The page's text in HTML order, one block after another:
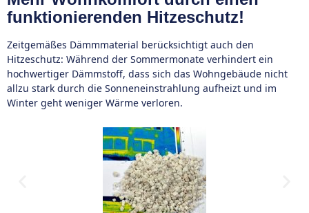
funktionierenden Hitzeschutz!
Zeitgemäßes Dämmmaterial berücksichtigt auch den
Hitzeschutz: Während der Sommermonate verhindert ein
hochwertiger Dämmstoff, dass sich das Wohngebäude nicht
allzu stark durch die Sonneneinstrahlung aufheizt und im
Winter geht weniger Wärme verloren.